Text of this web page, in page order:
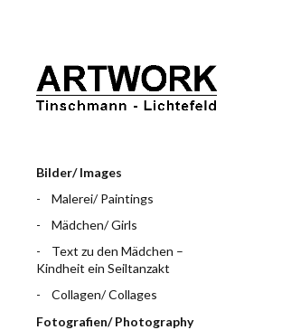
Bilder/ Images
Malerei/ Paintings
Mädchen/ Girls
Text zu den Mädchen –
Kindheit ein Seiltanzakt
Collagen/ Collages
Fotografien/ Photography